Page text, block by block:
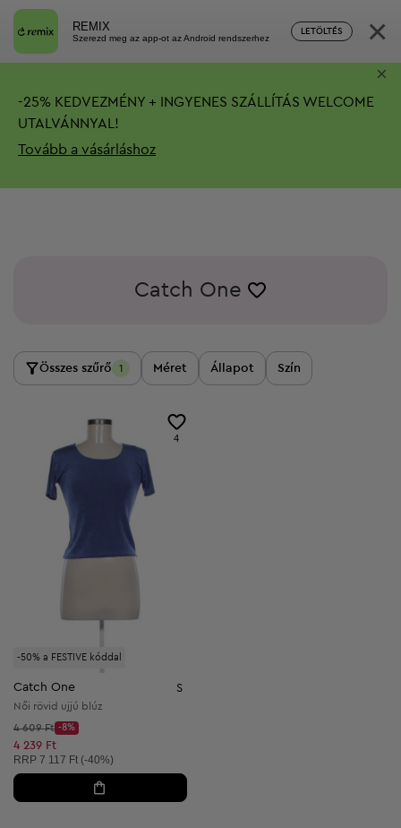
REMIX
Szerezd meg az app-ot az Android rendszerhez
LETÖLTÉS ×
-25% KEDVEZMÉNY + INGYENES SZÁLLÍTÁS WELCOME
UTALVÁNNYAL!
Tovább a vásárláshoz
×
Catch One
Összes szűrő 1 Méret Állapot Szín
-50% a FESTIVE kóddal
4
Catch One S
Női rövid ujjú blúz
Kezdő ár:
4 609 Ft
Discount Price:
-8%
Csökkentett ár:
4 239 Ft
Ajánlott ár:
RRP 7 117 Ft (-40%)